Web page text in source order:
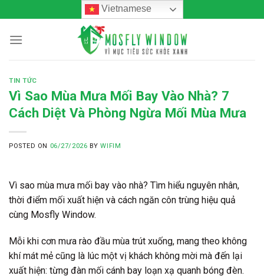
to
content
Vietnamese
TIN TỨC
Vì Sao Mùa Mưa Mối Bay Vào Nhà? 7
Cách Diệt Và Phòng Ngừa Mối Mùa Mưa
POSTED ON 06/27/2026 BYWIFIM
Vì sao mùa mưa mối bay vào nhà? Tìm hiểu nguyên nhân,
thời điểm mối xuất hiện và cách ngăn côn trùng hiệu quả
cùng Mosfly Window.
Mỗi khi cơn mưa rào đầu mùa trút xuống, mang theo không
khí mát mẻ cũng là lúc một vị khách không mời mà đến lại
xuất hiện: từng đàn mối cánh bay loạn xạ quanh bóng đèn.